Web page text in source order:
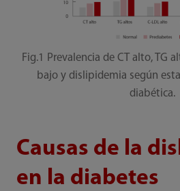
Fig.1 Prevalencia de CT alto, TG
bajo y dislipidemia según
diabética.
Causas de la
en la diabetes